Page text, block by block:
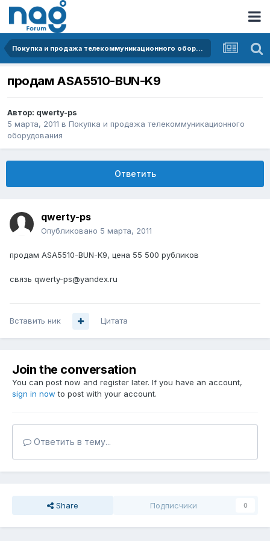
Покупка и продажа телекоммуникационного оборудования
продам ASA5510-BUN-K9
Автор: qwerty-ps
5 марта, 2011 в Покупка и продажа телекоммуникационного
оборудования
Ответить
qwerty-ps
Опубликовано 5 марта, 2011
продам ASA5510-BUN-K9, цена 55 500 рубликов
связь qwerty-ps@yandex.ru
Вставить ник Цитата
Join the conversation
You can post now and register later. If you have an account,
sign in now to post with your account.
Ответить в тему...
Share Подписчики 0